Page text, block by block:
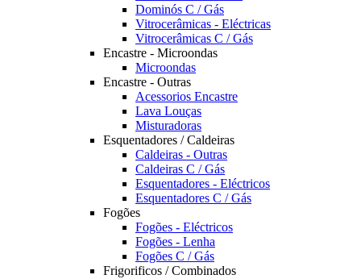
Dominós C / Gás
Vitrocerâmicas - Eléctricas
Vitrocerâmicas C / Gás
Encastre - Microondas
Microondas
Encastre - Outras
Acessorios Encastre
Lava Louças
Misturadoras
Esquentadores / Caldeiras
Caldeiras - Outras
Caldeiras C / Gás
Esquentadores - Eléctricos
Esquentadores C / Gás
Fogões
Fogões - Eléctricos
Fogões - Lenha
Fogões C / Gás
Frigorificos / Combinados